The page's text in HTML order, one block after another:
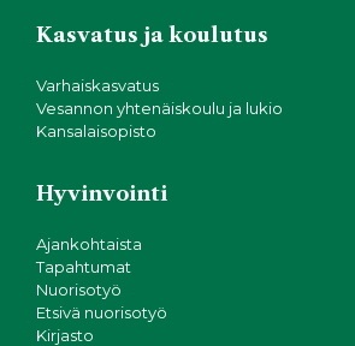
Kasvatus ja koulutus
Varhaiskasvatus
Vesannon yhtenäiskoulu ja lukio
Kansalaisopisto
Hyvinvointi
Ajankohtaista
Tapahtumat
Nuorisotyö
Etsivä nuorisotyö
Kirjasto